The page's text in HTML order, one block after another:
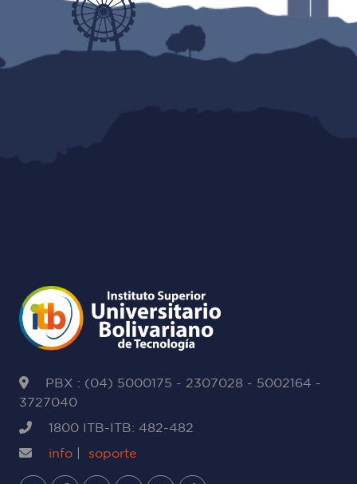
PBX : (04) 5000175 - 2307028 - 5002164 -
3727040
1800 ITB-ITB: 482-482
info
soporte